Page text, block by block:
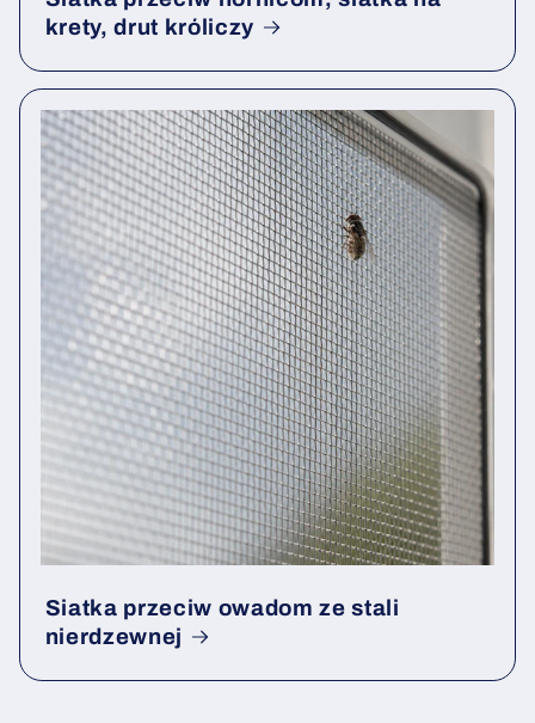
krety, drut króliczy
Siatka przeciw owadom ze stali
nierdzewnej